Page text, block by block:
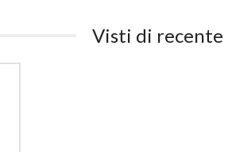
Visti di recente